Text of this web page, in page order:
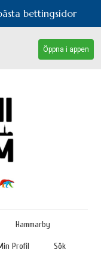
bettingsidor
Öppna i appen
Hammarby
Profil Sök